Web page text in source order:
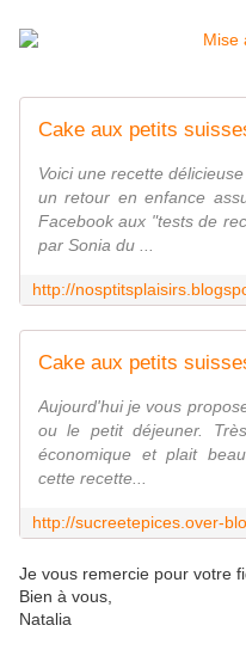
Cake aux petits
Voici une recette
un retour en enfance
Facebook aux "tests de
par Sonia du ...
Aujourd'hui je vous
ou le petit déjeuner.
économique et plait
cette recette...
Je vous remercie pour votre
Bien à vous,
Natalia